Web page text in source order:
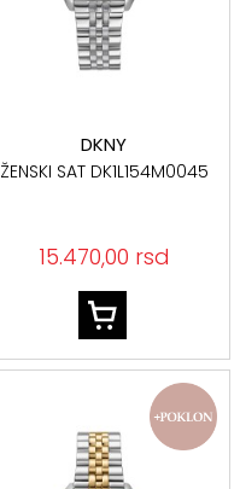
DKNY
ŽENSKI SAT DK1L154M0045
15.470,00 rsd